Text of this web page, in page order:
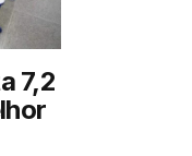
7,2